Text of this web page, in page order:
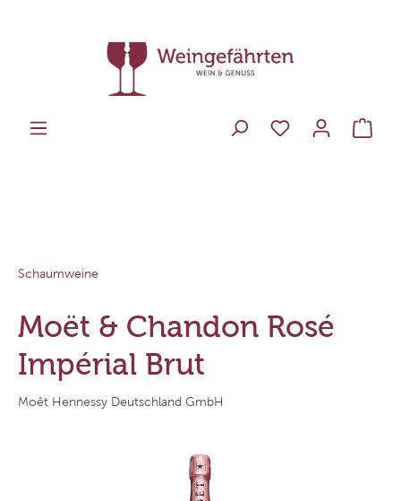
Schaumweine
Moët & Chandon Rosé
Impérial Brut
Moêt Hennessy Deutschland GmbH